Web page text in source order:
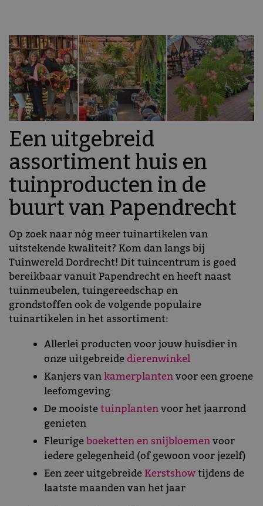
Een uitgebreid
assortiment huis en
tuinproducten in de
buurt van Papendrecht
Op zoek naar nóg meer tuinartikelen van
uitstekende kwaliteit? Kom dan langs bij
Tuinwereld Dordrecht! Dit tuincentrum is goed
bereikbaar vanuit Papendrecht en heeft naast
tuinmeubelen, tuingereedschap en
grondstoffen ook de volgende populaire
tuinartikelen in het assortiment:
Allerlei producten voor jouw huisdier in
onze uitgebreidedierenwinkel
Kanjers vankamerplantenvoor een groene
leefomgeving
De mooistetuinplantenvoor het jaarrond
genieten
Fleurigeboeketten en snijbloemenvoor
iedere gelegenheid (of gewoon voor jezelf)
Een zeer uitgebreideKerstshowtijdens de
laatste maanden van het jaar